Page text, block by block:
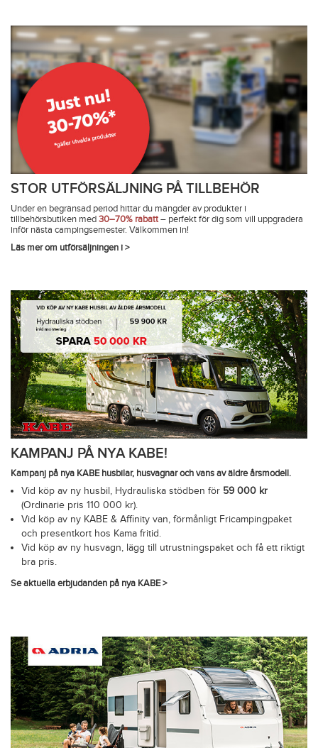
STOR UTFÖRSÄLJNING PÅ TILLBEHÖR
Under en begränsad period hittar du mängder av produkter i
tillbehörsbutiken med30–70% rabatt– perfekt för dig som vill uppgradera
inför nästa campingsemester. Välkommen in!
Läs mer om utförsäljningen i >
KAMPANJ PÅ NYA KABE!
Kampanj på nya KABE husbilar, husvagnar och vans av äldre årsmodell.
Vid köp av ny husbil, Hydrauliska stödben för 59 000 kr
(Ordinarie pris 110 000 kr).
Vid köp av ny KABE & Affinity van, förmånligt Fricampingpaket
och presentkort hos Kama fritid.
Vid köp av ny husvagn, lägg till utrustningspaket och få ett riktigt
bra pris.
Se aktuella erbjudanden på nya KABE >